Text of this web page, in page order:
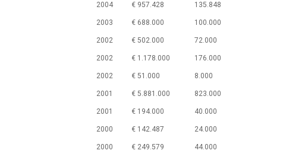
2004 € 957.428 135.848
2003 € 688.000 100.000
2002 € 502.000 72.000
2002 € 1.178.000 176.000
2002 € 51.000 8.000
2001 € 5.881.000 823.000
2001 € 194.000 40.000
2000 € 142.487 24.000
2000 € 249.579 44.000